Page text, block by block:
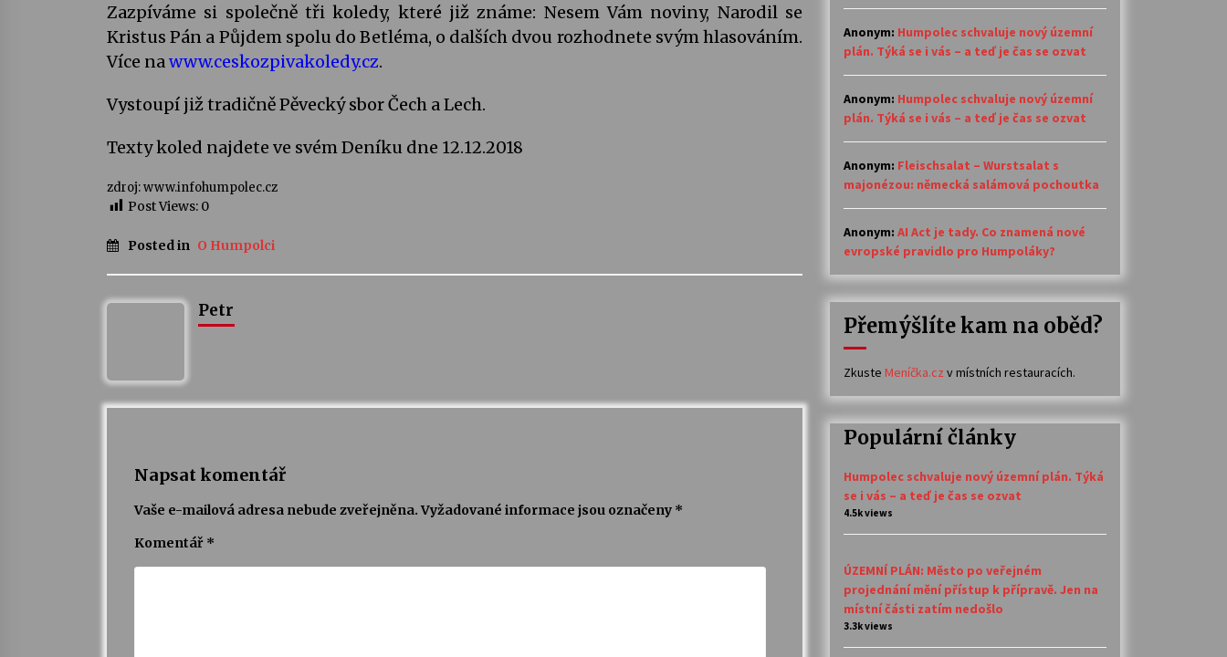
Zazpíváme si společně tři koledy, které již známe: Nesem Vám noviny, Narodil se
Kristus Pán a Půjdem spolu do Betléma, o dalších dvou rozhodnete svým hlasováním.
Více nawww.ceskozpivakoledy.cz.
Vystoupí již tradičně Pěvecký sbor Čech a Lech.
Texty koled najdete ve svém Deníku dne 12.12.2018
zdroj: www.infohumpolec.cz
Post Views: 0
Posted in O Humpolci
Petr
Napsat komentář
Vaše e-mailová adresa nebude zveřejněna. Vyžadované informace jsou označeny *
Komentář *
Anonym: Humpolec schvaluje nový územní
plán. Týká se i vás – a teď je čas se ozvat
Anonym: Humpolec schvaluje nový územní
plán. Týká se i vás – a teď je čas se ozvat
Anonym: Fleischsalat – Wurstsalat s
majonézou: německá salámová pochoutka
Anonym: AI Act je tady. Co znamená nové
evropské pravidlo pro Humpoláky?
Přemýšlíte kam na oběd?
Zkuste Meníčka.cz v místních restauracích.
Populární články
Humpolec schvaluje nový územní plán. Týká
se i vás – a teď je čas se ozvat
4.5k views
ÚZEMNÍ PLÁN: Město po veřejném
projednání mění přístup k přípravě. Jen na
místní části zatím nedošlo
3.3k views